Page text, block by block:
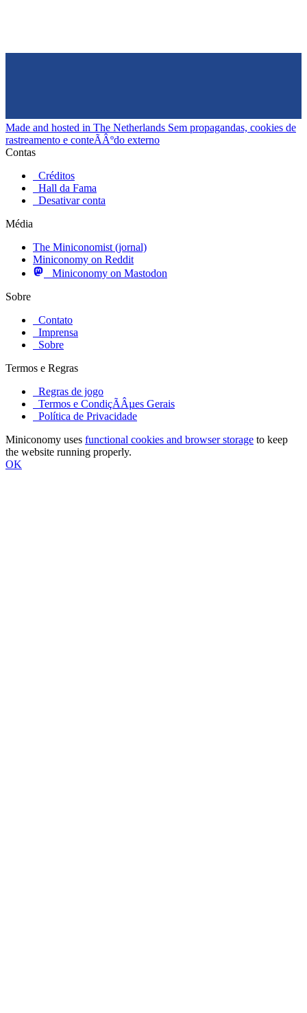
Made and hosted in The Netherlands Sem propagandas, cookies de
rastreamento e conteÃÂºdo externo
Contas
Créditos
Hall da Fama
Desativar conta
Média
The Miniconomist (jornal)
Miniconomy on Reddit
Miniconomy on Mastodon
Sobre
Contato
Imprensa
Sobre
Termos e Regras
Regras de jogo
Termos e CondiçÃÂµes Gerais
Política de Privacidade
Miniconomy uses functional cookies and browser storage to keep
the website running properly.
OK